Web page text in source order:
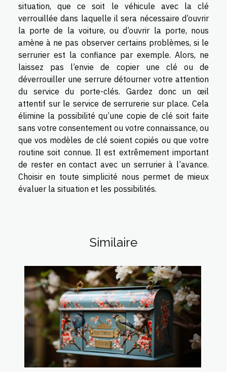
situation, que ce soit le véhicule avec la clé
verrouillée dans laquelle il sera nécessaire d’ouvrir
la porte de la voiture, ou d’ouvrir la porte, nous
amène à ne pas observer certains problèmes, si le
serrurier est la confiance par exemple. Alors, ne
laissez pas l’envie de copier une clé ou de
déverrouiller une serrure détourner votre attention
du service du porte-clés. Gardez donc un œil
attentif sur le service de serrurerie sur place. Cela
élimine la possibilité qu’une copie de clé soit faite
sans votre consentement ou votre connaissance, ou
que vos modèles de clé soient copiés ou que votre
routine soit connue. Il est extrêmement important
de rester en contact avec un serrurier à l’avance.
Choisir en toute simplicité nous permet de mieux
évaluer la situation et les possibilités.
Similaire